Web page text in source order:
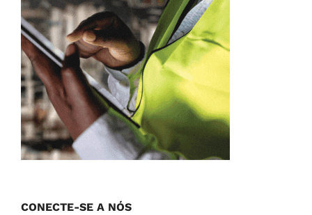
CONECTE-SE A NÓS